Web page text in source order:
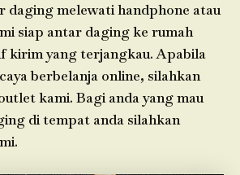
daging melewati handphone atau
siap antar daging ke rumah
kirim yang terjangkau. Apabila
berbelanja online, silahkan
kami. Bagi anda yang mau
di tempat anda silahkan